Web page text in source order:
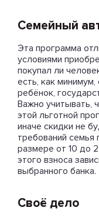
Семейный
Эта программа
условиями
покупал ли
есть, как
ребёнок,
Важно учитывать,
этой льготной
иначе скидки не
требований семья
размере от 10 до
этого взноса
выбранного банка.
Своё дело